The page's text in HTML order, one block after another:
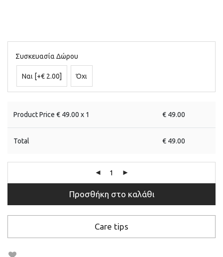
Συσκευασία Δώρου
Ναι [+€ 2.00] Όχι
Product Price € 49.00 x 1 € 49.00
Total € 49.00
Προσθήκη στο καλάθι
Care tips